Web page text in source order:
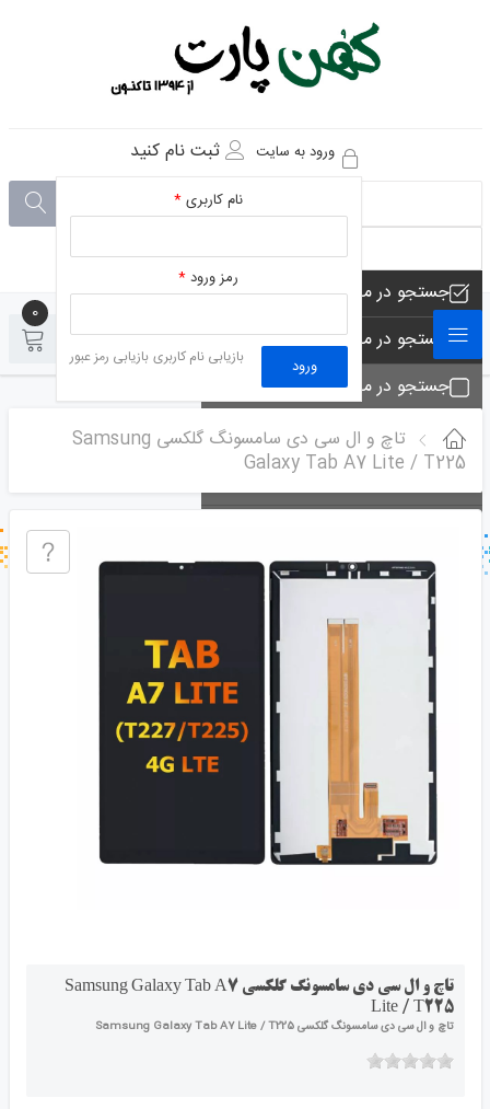
ورود به سایت
نام کاربری*
رمز ورود*
ورود بازیابی نام کاربری بازیابی رمز عبور
ثبت نام کنید
جستجو در مجموعه های فروشگاه
جستجو در محصولات فروشگاه
جستجو در مجموعه ها
جستجو - تماس ها
جستجو - برچسب ها
0
تاچ و ال سی دی سامسونگ گلکسی Samsung
Galaxy Tab A7 Lite / T225
تاچ و ال سی دی سامسونگ گلکسی Samsung Galaxy Tab A7
Lite / T225
تاچ و ال سی دی سامسونگ گلکسی Samsung Galaxy Tab A7 Lite / T225